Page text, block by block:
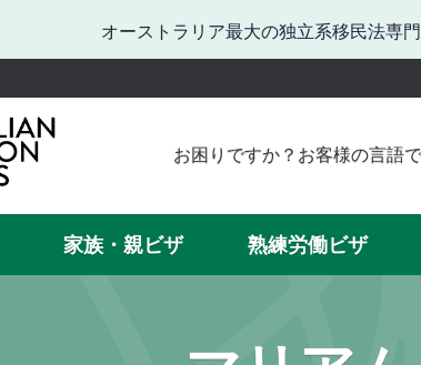
オーストラリア最大の独立系移民法専
お困りですか？お客様の言語
ビザの手続きでお困りですか？スペ
当サイトではベトナム語
家族・親ビザ 熟練労働ビザ